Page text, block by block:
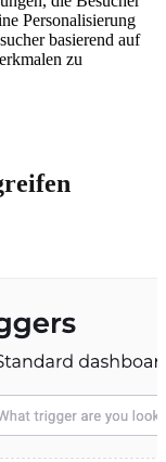
Personalisierung
basierend auf
zu